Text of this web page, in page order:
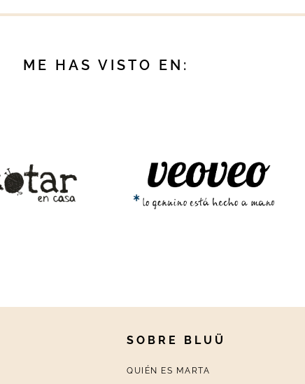
ME HAS VISTO EN:
SOBRE BLUÜ
QUIÉN ES MARTA